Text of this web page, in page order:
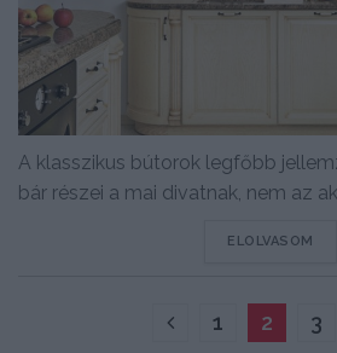
A klasszikus bútorok legfőbb
bár részei a mai divatnak, nem az
ELOLVASOM
1 2 3